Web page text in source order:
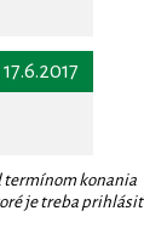
termínom konania
je treba prihlásiť